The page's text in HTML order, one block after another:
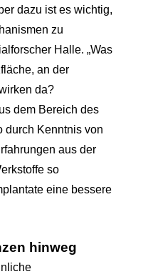
dazu ist es wichtig,
zu
Halle. „Was
an der
da?
dem Bereich des
durch Kenntnis von
aus der
so
eine bessere
hinweg